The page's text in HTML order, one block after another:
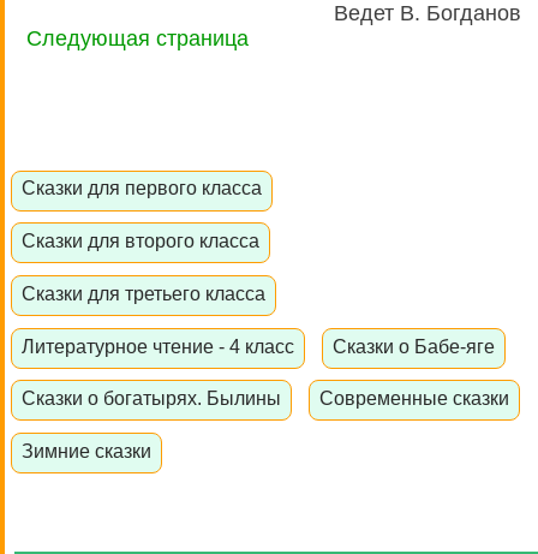
Ведет В. Богданов
Следующая страница
Сказки для первого класса
Сказки для второго класса
Сказки для третьего класса
Литературное чтение - 4 класс Сказки о Бабе-яге
Сказки о богатырях. Былины Современные сказки
Зимние сказки